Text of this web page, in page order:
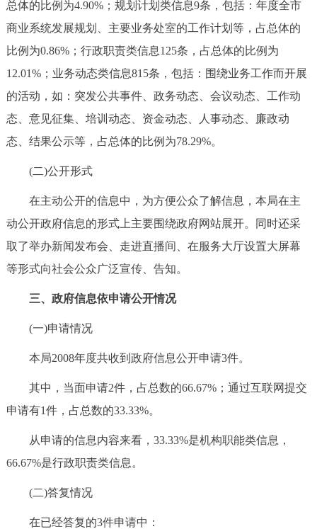
总体的比例为4.90%；规划计划类信息9条，包括：年度全市
商业系统发展规划、主要业务处室的工作计划等，占总体的
比例为0.86%；行政职责类信息125条，占总体的比例为
12.01%；业务动态类信息815条，包括：围绕业务工作而开展
的活动，如：突发公共事件、政务动态、会议动态、工作动
态、意见征集、培训动态、资金动态、人事动态、廉政动
态、结果公示等，占总体的比例为78.29%。
(二)公开形式
在主动公开的信息中，为方便公众了解信息，本局在主
动公开政府信息的形式上主要围绕政府网站展开。同时还采
取了举办新闻发布会、走进直播间、在服务大厅设置大屏幕
等形式向社会公众广泛宣传、告知。
三、政府信息依申请公开情况
(一)申请情况
本局2008年度共收到政府信息公开申请3件。
其中，当面申请2件，占总数的66.67%；通过互联网提交
申请有1件，占总数的33.33%。
从申请的信息内容来看，33.33%是机构职能类信息，
66.67%是行政职责类信息。
(二)答复情况
在已经答复的3件申请中：